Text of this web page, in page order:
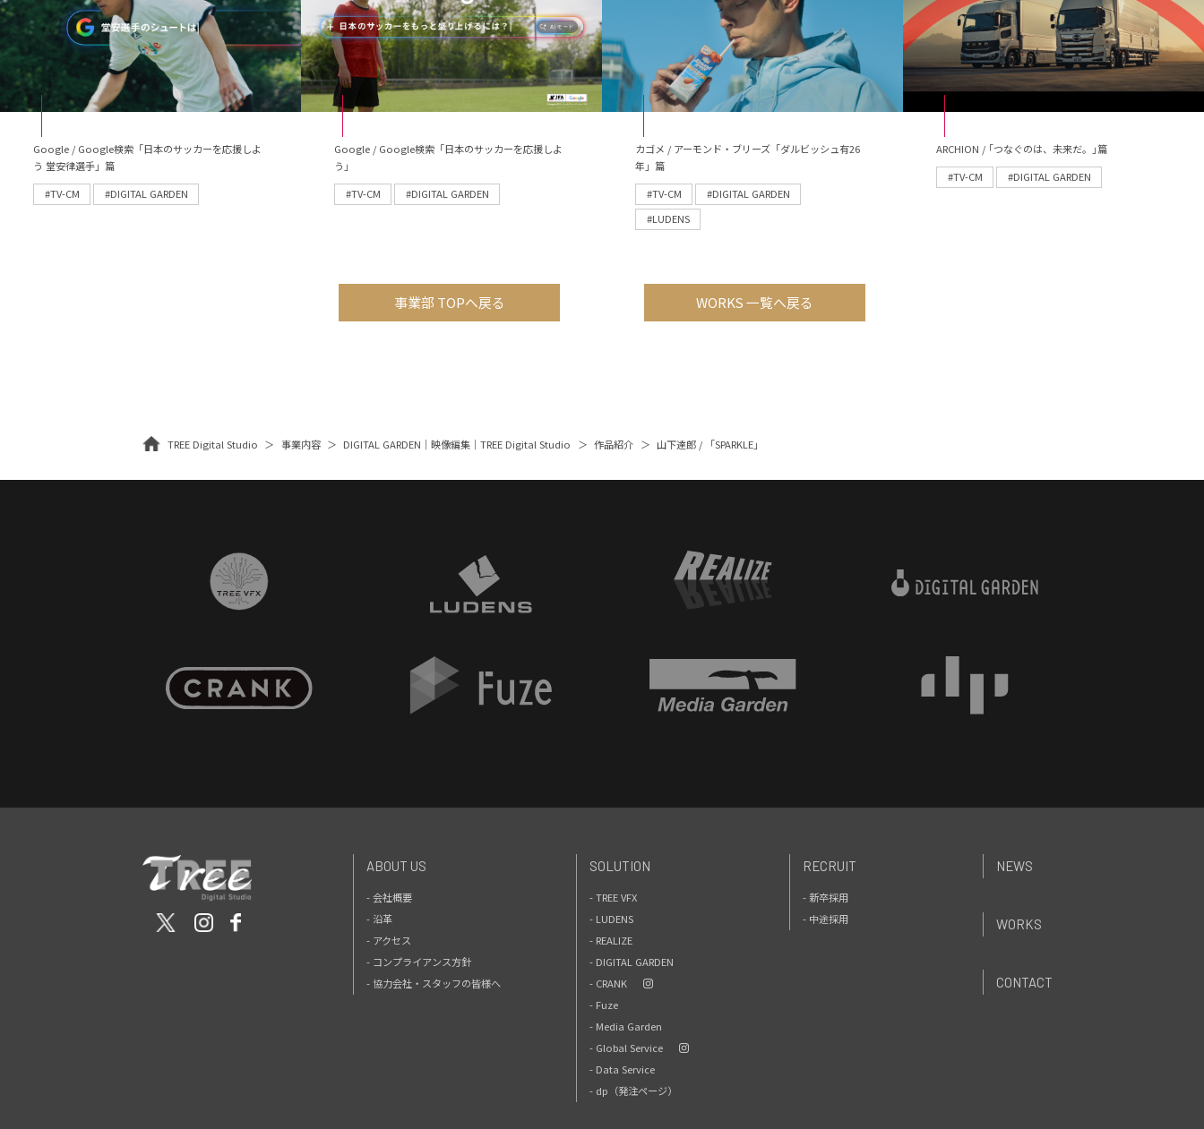
Google / Google検索「日本のサッカーを応援しよ
う 堂安律選手」篇
#TV-CM
#DIGITAL GARDEN
Google / Google検索「日本のサッカーを応援しよ
う」
#TV-CM
#DIGITAL GARDEN
カゴメ / アーモンド・ブリーズ「ダルビッシュ有26
年」篇
#TV-CM
#DIGITAL GARDEN
#LUDENS
ARCHION / ｢つなぐのは、未来だ。｣篇
#TV-CM
#DIGITAL GARDEN
事業部 TOPへ戻る WORKS 一覧へ戻る
TREE Digital Studio 事業内容 DIGITAL GARDEN｜映像編集｜TREE Digital Studio 作品紹介 山下達郎 / 「SPARKLE」
ABOUT US
- 会社概要
- 沿革
- アクセス
- コンプライアンス方針
- 協力会社・スタッフの皆様へ
SOLUTION
- TREE VFX
- LUDENS
- REALIZE
- DIGITAL GARDEN
- CRANK
- Fuze
- Media Garden
- Global Service
- Data Service
- dp（発注ページ）
RECRUIT
- 新卒採用
- 中途採用
NEWS
WORKS
CONTACT